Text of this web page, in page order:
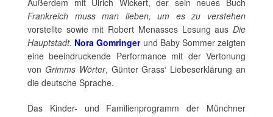
Außerdem mit Ulrich Wickert, der sein neues Buch
Frankreich muss man lieben, um es zu verstehen
vorstellte sowie mit Robert Menasses Lesung aus Die
Hauptstadt. Nora Gomringerund Baby Sommer zeigten
eine beeindruckende Performance mit der Vertonung
von Grimms Wörter, Günter Grass‘ Liebeserklärung an
die deutsche Sprache.
Das Kinder- und Familienprogramm der Münchner